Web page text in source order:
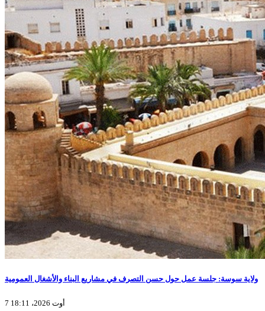
ولاية سوسة: جلسة عمل حول حسن التصرف في مشاريع البناء والأشغال العمومية
7 أوت 2026، 18:11